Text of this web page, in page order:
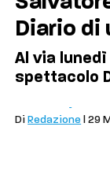
Diario
Al via
spettacolo
Di Redazione | 29